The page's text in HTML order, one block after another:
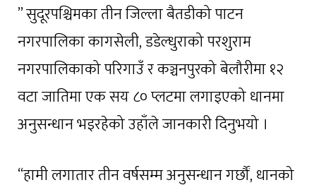
” सुदूरपश्चिमका तीन जिल्ला बैतडीको पाटन
नगरपालिका कागसेली, डडेल्धुराको परशुराम
नगरपालिकाको परिगाउँ र कञ्चनपुरको बेलौरीमा १२
वटा जातिमा एक सय ८० प्लटमा लगाइएको धानमा
अनुसन्धान भइरहेको उहाँले जानकारी दिनुभयो ।
“हामी लगातार तीन वर्षसम्म अनुसन्धान गर्छौं, धानको